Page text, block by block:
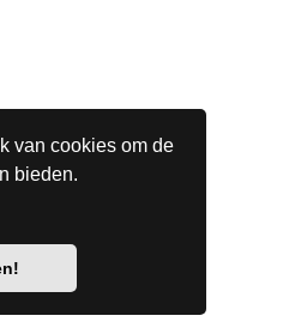
van cookies om de
bieden.